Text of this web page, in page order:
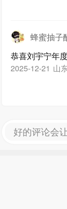
蜂蜜抽子
恭喜刘宇宁年
2025-12-21 山
好的评论会